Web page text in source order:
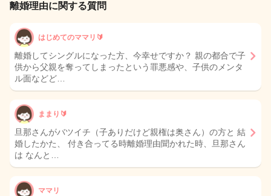
離婚理由に関する質問
はじめてのママリ🔰
離婚してシングルになった方、今幸せですか？ 親の都合で子
供から父親を奪ってしまったという罪悪感や、子供のメンタ
ル面などど…
ままり🔰
旦那さんがバツイチ（子ありだけど親権は奥さん）の方と 結
婚したかた、 付き合ってる時離婚理由聞かれた時、旦那さん
は なんと…
ママリ